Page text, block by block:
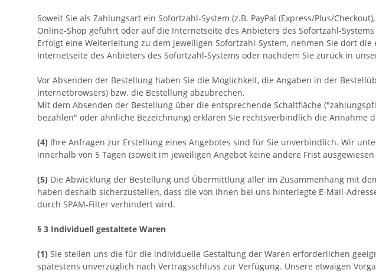
Soweit Sie als Zahlungsart ein Sofortzahl-System (z.B. PayPal (Express/Plus/
Online-Shop geführt oder auf die Internetseite des Anbieters des Sofortzahl-
Erfolgt eine Weiterleitung zu dem jeweiligen Sofortzahl-System, nehmen Sie dort
Internetseite des Anbieters des Sofortzahl-Systems oder nachdem Sie zurück in
Vor Absenden der Bestellung haben Sie die Möglichkeit, die Angaben in der
Internetbrowsers) bzw. die Bestellung abzubrechen.
Mit dem Absenden der Bestellung über die entsprechende Schaltfläche
bezahlen" oder ähnliche Bezeichnung) erklären Sie rechtsverbindlich die Annahme
(4) Ihre Anfragen zur Erstellung eines Angebotes sind für Sie unverbindlich. Wir
innerhalb von 5 Tagen (soweit im jeweiligen Angebot keine andere Frist
(5) Die Abwicklung der Bestellung und Übermittlung aller im Zusammenhang mit
haben deshalb sicherzustellen, dass die von Ihnen bei uns hinterlegte E-Mail-
durch SPAM-Filter verhindert wird.
§ 3 Individuell gestaltete Waren
(1) Sie stellen uns die für die individuelle Gestaltung der Waren erforderlichen
spätestens unverzüglich nach Vertragsschluss zur Verfügung. Unsere etwaigen